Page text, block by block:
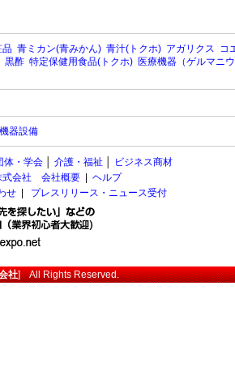
品 青ミカン(青みかん) 青汁(トクホ) アガリクス コ
黒酢 特定保健用食品(トクホ) 医療機器（ゲルマニウ
器設備
体・学会 介護・福祉
ビジネス商材
式会社 会社概要
ヘルプ
せ プレスリリース・ニュース受付
社] All Rights Reserved.